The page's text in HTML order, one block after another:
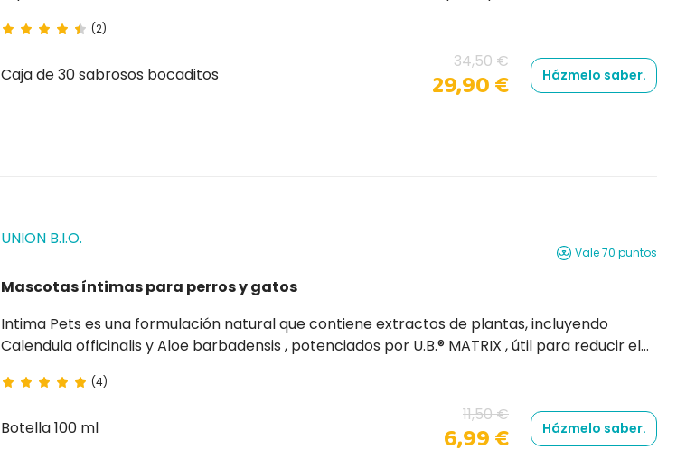
situaciones... (2)
Caja de 30 sabrosos bocaditos
34,50 €
29,90 € Házmelo saber.
UNION B.I.O.
Vale 70 puntos
Mascotas íntimas para perros y gatos
Intima Pets es una formulación natural que contiene extractos de plantas, incluyendo
Calendula officinalis y Aloe barbadensis , potenciados por U.B.® MATRIX , útil para reducir el
los...
(4)
Botella 100 ml
11,50 €
6,99 € Házmelo saber.